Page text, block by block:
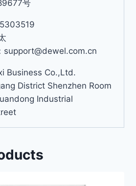
号
support@dewel.com.cn
Business Co.,Ltd.
District Shenzhen Room
Industrial